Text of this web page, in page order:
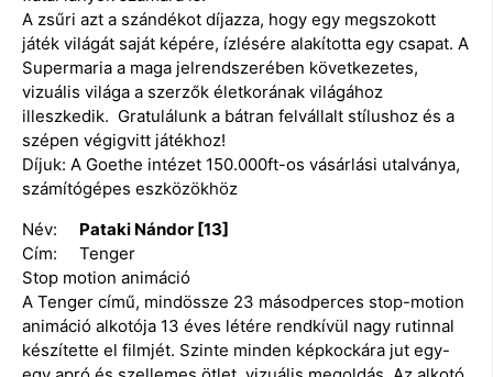
A zsűri azt a szándékot díjazza, hogy egy megszokott
játék világát saját képére, ízlésére alakította egy csapat. A
Supermaria a maga jelrendszerében következetes,
vizuális világa a szerzők életkorának világához
illeszkedik. Gratulálunk a bátran felvállalt stílushoz és a
szépen végigvitt játékhoz!
Díjuk: A Goethe intézet 150.000ft-os vásárlási utalványa,
számítógépes eszközökhöz
Név: Pataki Nándor [13]
Cím: Tenger
Stop motion animáció
A Tenger című, mindössze 23 másodperces stop-motion
animáció alkotója 13 éves létére rendkívül nagy rutinnal
készítette el filmjét. Szinte minden képkockára jut egy-